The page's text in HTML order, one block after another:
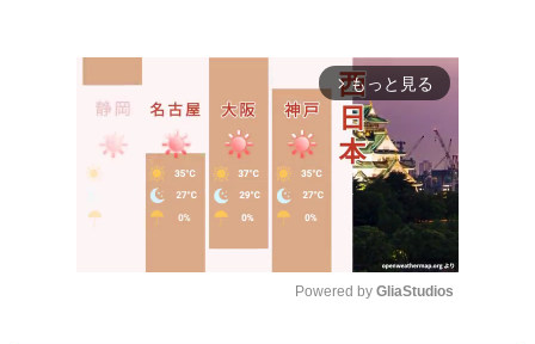
arrow_forward_ios もっと見る
Powered by GliaStudios